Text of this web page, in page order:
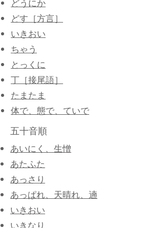
どうにか
どす［方言］
いきおい
ちゃう
とっくに
丁［接尾語］
たまたま
体で、態で、ていで
五十音順
​あいにく、生憎
あたふた
あっさり
あっぱれ、天晴れ、遖
いきおい